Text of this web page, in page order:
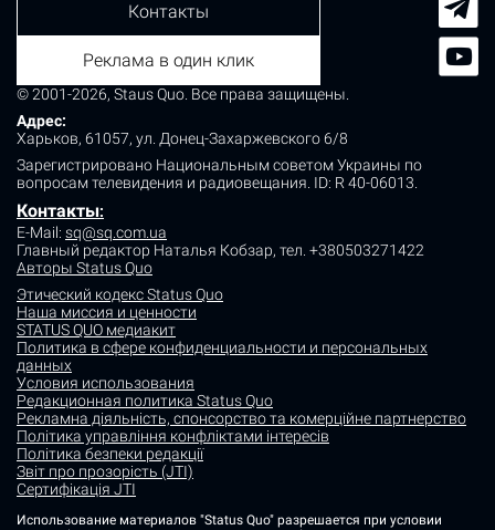
© 2001-2026, Staus Quo. Все права защищены.
Адрес:
Харьков, 61057, ул. Донец-Захаржевского 6/8
Зарегистрировано Национальным советом Украины по
вопросам телевидения и радиовещания. ID: R 40-06013.
Контакты:
E-Mail: sq@sq.com.ua
Главный редактор Наталья Кобзар, тел. +380503271422
Авторы Status Quo
Этический кодекс Status Quo
Наша миссия и ценности
STATUS QUO медиакит
Политика в сфере конфиденциальности и персональных
данных
Условия использования
Редакционная политика Status Quo
Рекламна діяльність, спонсорство та комерційне партнерство
Політика управління конфліктами інтересів
Політика безпеки редакції
Звіт про прозорість (JTI)
Сертифікація JTI
Контакты
Реклама в один клик
Использование материалов "Status Quo" разрешается при условии